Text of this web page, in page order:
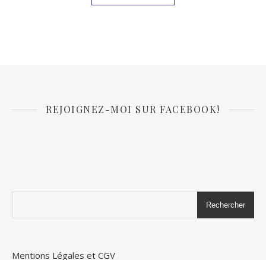
REJOIGNEZ-MOI SUR FACEBOOK!
Rechercher
Mentions Légales et CGV